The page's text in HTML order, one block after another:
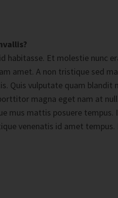
habitasse. Et molestie nunc
amet. A non tristique sed
Quis vulputate quam blandit
magna eget nam at
mus mattis posuere
venenatis id amet tempus.